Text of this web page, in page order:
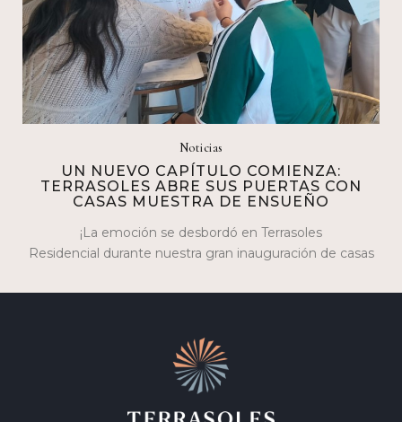
Noticias
UN NUEVO CAPÍTULO COMIENZA:
TERRASOLES ABRE SUS PUERTAS CON
CASAS MUESTRA DE ENSUEÑO
¡La emoción se desbordó en Terrasoles
Residencial durante nuestra gran inauguración de casas